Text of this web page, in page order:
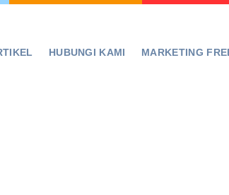
HUBUNGI KAMI MARKETING